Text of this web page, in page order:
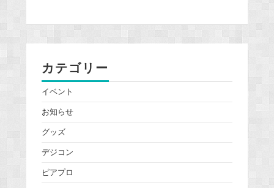
カテゴリー
イベント
お知らせ
グッズ
デジコン
ピアプロ